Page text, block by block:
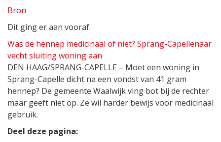
Bron
Dit ging er aan vooraf:
Was de hennep medicinaal of niet? Sprang-Capellenaar
vecht sluiting woning aan
DEN HAAG/SPRANG-CAPELLE – Moet een woning in
Sprang-Capelle dicht na een vondst van 41 gram
hennep? De gemeente Waalwijk ving bot bij de rechter
maar geeft niet op. Ze wil harder bewijs voor medicinaal
gebruik.
Deel deze pagina: